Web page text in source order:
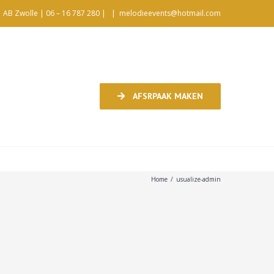
AB Zwolle | 06 – 16 787 280 | | melodieevents@hotmail.com
AFSRPAAK MAKEN
Home / usualize-admin